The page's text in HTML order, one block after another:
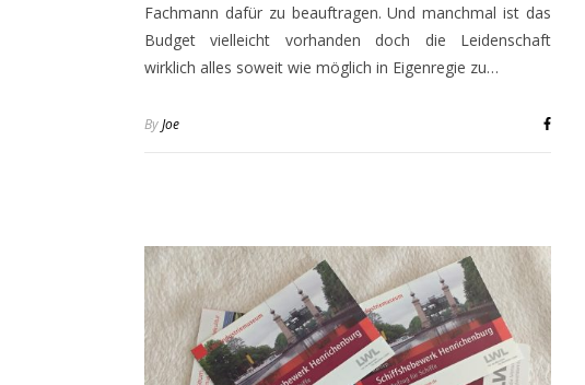
Fachmann dafür zu beauftragen. Und manchmal ist das
Budget vielleicht vorhanden doch die Leidenschaft
wirklich alles soweit wie möglich in Eigenregie zu…
ByJoe